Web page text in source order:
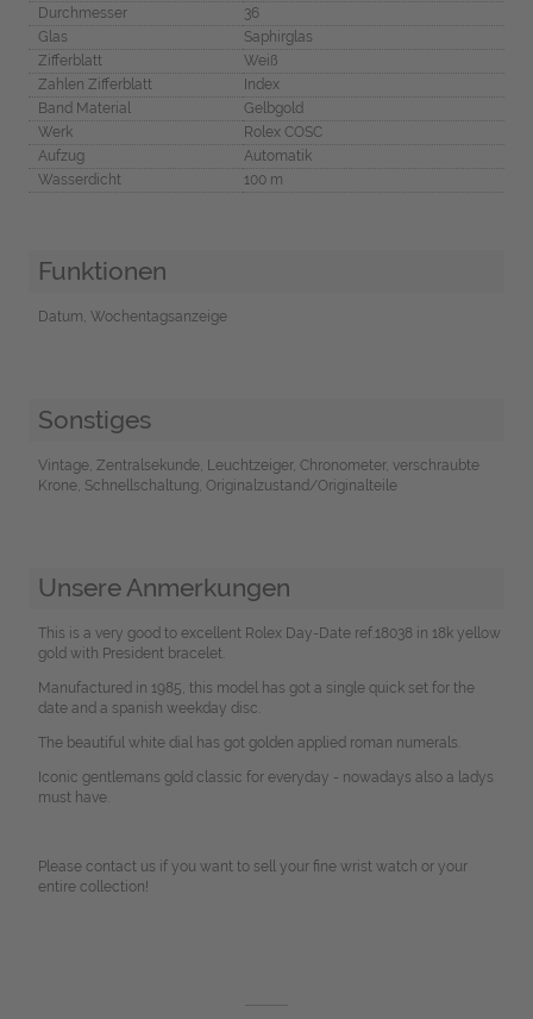
Durchmesser
36
Glas
Saphirglas
Zifferblatt
Weiß
Zahlen Zifferblatt
Index
Band Material
Gelbgold
Werk
Rolex COSC
Aufzug
Automatik
Wasserdicht
100 m
Funktionen
Datum, Wochentagsanzeige
Sonstiges
Vintage, Zentralsekunde, Leuchtzeiger, Chronometer, verschraubte
Krone, Schnellschaltung, Originalzustand/Originalteile
Unsere Anmerkungen
This is a very good to excellent Rolex Day-Date ref.18038 in 18k yellow
gold with President bracelet.
Manufactured in 1985, this model has got a single quick set for the
date and a spanish weekday disc.
The beautiful white dial has got golden applied roman numerals.
Iconic gentlemans gold classic for everyday - nowadays also a ladys
must have.
Please contact us if you want to sell your fine wrist watch or your
entire collection!